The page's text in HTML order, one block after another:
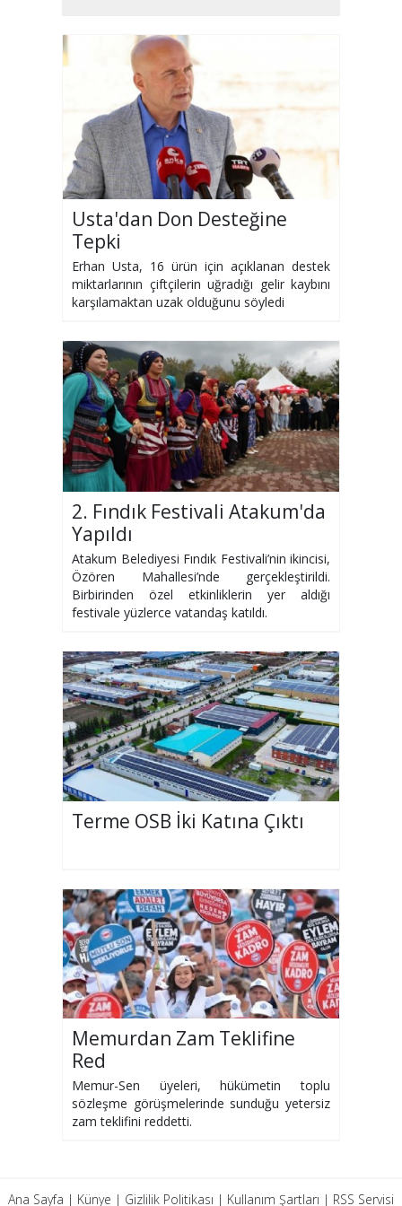
Usta'dan Don Desteğine
Tepki
Erhan Usta, 16 ürün için açıklanan destek
miktarlarının çiftçilerin uğradığı gelir kaybını
karşılamaktan uzak olduğunu söyledi
2. Fındık Festivali Atakum'da
Yapıldı
Atakum Belediyesi Fındık Festivali’nin ikincisi,
Özören Mahallesi’nde gerçekleştirildi.
Birbirinden özel etkinliklerin yer aldığı
festivale yüzlerce vatandaş katıldı.
Terme OSB İki Katına Çıktı
Memurdan Zam Teklifine
Red
Memur-Sen üyeleri, hükümetin toplu
sözleşme görüşmelerinde sunduğu yetersiz
zam teklifini reddetti.
Ana Sayfa | Künye | Gizlilik Politikası | Kullanım Şartları | RSS Servisi